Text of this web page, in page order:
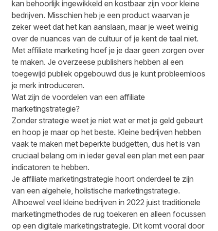
kan behoorlijk ingewikkeld en kostbaar zijn voor kleine
bedrijven. Misschien heb je een product waarvan je
zeker weet dat het kan aanslaan, maar je weet weinig
over de nuances van de cultuur of je kent de taal niet.
Met affiliate marketing hoef je je daar geen zorgen over
te maken. Je overzeese publishers hebben al een
toegewijd publiek opgebouwd dus je kunt probleemloos
je merk introduceren.
Wat zijn de voordelen van een affiliate
marketingstrategie?
Zonder strategie weet je niet wat er met je geld gebeurt
en hoop je maar op het beste. Kleine bedrijven hebben
vaak te maken met beperkte budgetten, dus het is van
cruciaal belang om in ieder geval een plan met een paar
indicatoren te hebben.
Je affiliate marketingstrategie hoort onderdeel te zijn
van een algehele, holistische marketingstrategie.
Alhoewel veel kleine bedrijven in 2022 juist traditionele
marketingmethodes de rug toekeren en alleen focussen
op een digitale marketingstrategie. Dit komt vooral door